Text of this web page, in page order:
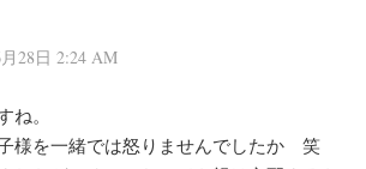
28日 2:24 AM
ね。
様を一緒では怒りませんでしたか 笑